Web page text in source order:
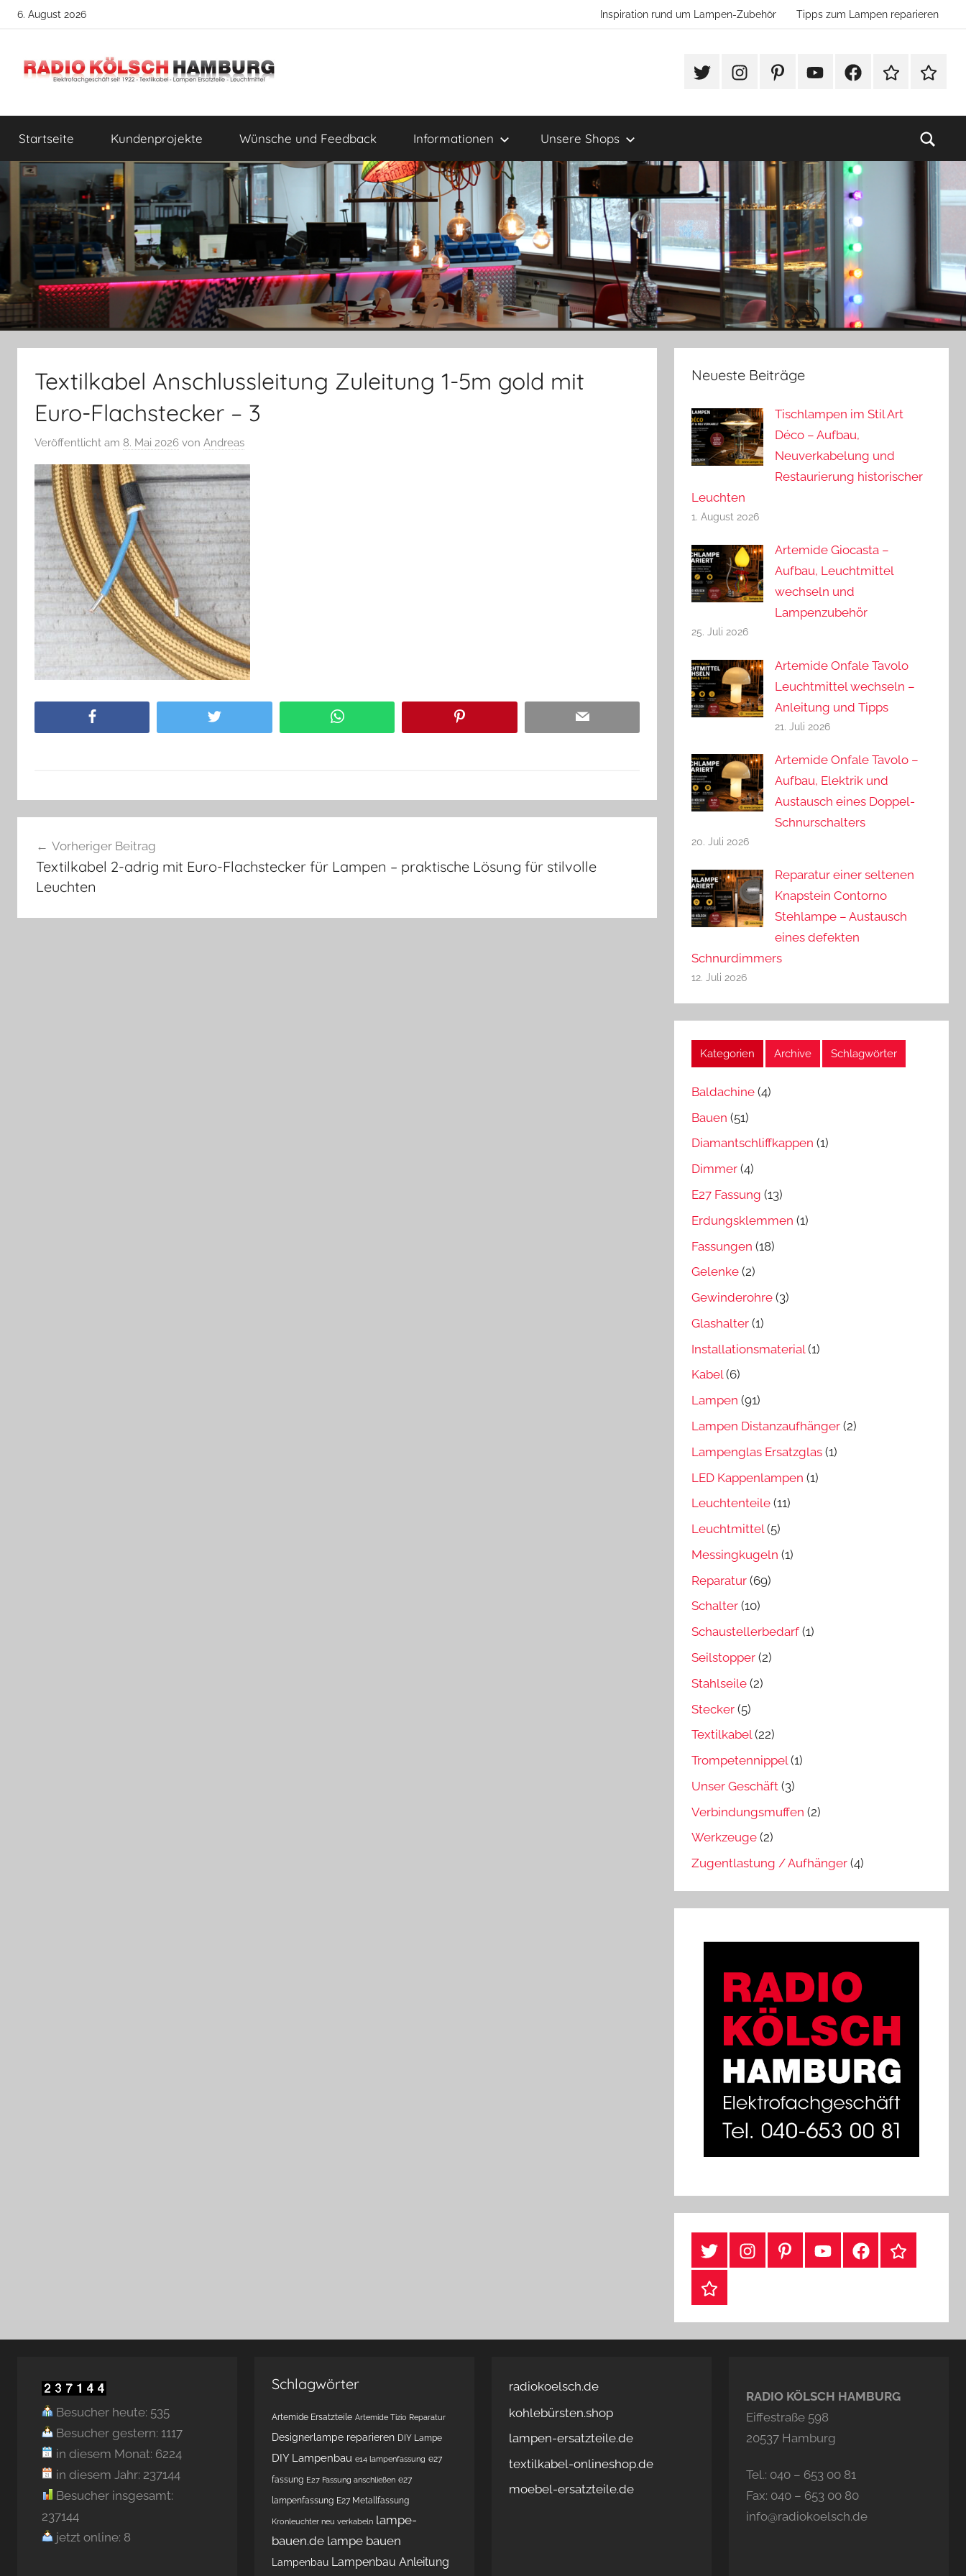
Zum6. August 2026 Inspiration rund um Lampen-Zubehör Tipps zum Lampen reparieren
Radio
Kölsch
Hamburg
Lampenbau
Tipps
#TwitterInstagramPinterestYouTubeFacebook
TikTok
Startseite Kundenprojekte Wünsche und Feedback Informationen Unsere Shops
Textilkabel Anschlussleitung Zuleitung 1-5m gold mit
Euro-Flachstecker – 3
Veröffentlicht am 8. Mai 2026 von Andreas
Twitter WhatsApp Email
Vorheriger Beitrag
Textilkabel 2-adrig mit Euro-Flachstecker für Lampen – praktische Lösung für stilvolle
Leuchten
Neueste Beiträge
Tischlampen im Stil Art
Déco – Aufbau,
Neuverkabelung und
Restaurierung historischer
Leuchten
1. August 2026
Artemide Giocasta –
Aufbau, Leuchtmittel
wechseln und
Lampenzubehör
25. Juli 2026
Artemide Onfale Tavolo
Leuchtmittel wechseln –
Anleitung und Tipps
21. Juli 2026
Artemide Onfale Tavolo –
Aufbau, Elektrik und
Austausch eines Doppel-
Schnurschalters
20. Juli 2026
Reparatur einer seltenen
Knapstein Contorno
Stehlampe – Austausch
eines defekten
Schnurdimmers
12. Juli 2026
Kategorien Archive Schlagwörter
Baldachine (4)
Bauen (51)
Diamantschliffkappen (1)
Dimmer (4)
E27 Fassung (13)
Erdungsklemmen (1)
Fassungen (18)
Gelenke (2)
Gewinderohre (3)
Glashalter (1)
Installationsmaterial (1)
Kabel(6)
Lampen (91)
Lampen Distanzaufhänger (2)
Lampenglas Ersatzglas (1)
LED Kappenlampen (1)
Leuchtenteile (11)
Leuchtmittel(5)
Messingkugeln (1)
Reparatur (69)
Schalter (10)
Schaustellerbedarf (1)
Seilstopper (2)
Stahlseile (2)
Stecker (5)
Textilkabel(22)
Trompetennippel(1)
Unser Geschäft (3)
Verbindungsmuffen (2)
Werkzeuge (2)
Zugentlastung / Aufhänger (4)
#TwitterInstagramPinterestYouTubeFacebook
TikTok
Webshop
Besucher heute: 535
Besucher gestern: 1117
in diesem Monat: 6224
in diesem Jahr: 237144
Besucher insgesamt:
237144
jetzt online: 8
Schlagwörter
Artemide Ersatzteile Artemide Tizio Reparatur
Designerlampe reparieren DIY Lampe
DIY Lampenbau e14 lampenfassung e27
fassung E27 Fassung anschließen e27
lampenfassung E27 Metallfassung
Kronleuchter neu verkabeln lampe-
bauen.de lampe bauen
Lampenbau Lampenbau Anleitung
radiokoelsch.de
kohlebürsten.shop
lampen-ersatzteile.de
textilkabel-onlineshop.de
moebel-ersatzteile.de
RADIO KÖLSCH HAMBURG
Eiffestraße 598
20537 Hamburg
Tel.: 040 – 653 00 81
Fax: 040 – 653 00 80
info@radiokoelsch.de